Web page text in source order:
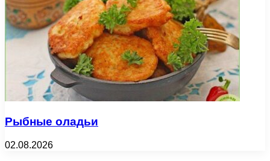
Рыбные оладьи
02.08.2026